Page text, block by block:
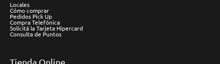
Locales
Cómo comprar
Pedidos Pick Up
Compra Telefónica
Solicitá la Tarjeta Hipercard
Consulta de Puntos
Tienda Online